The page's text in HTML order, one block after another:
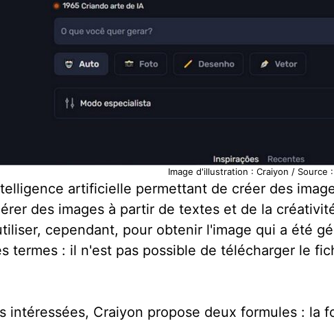
Image d'illustration : Craiyon / Source
artificielle permettant de créer des
des images à partir de textes et de la
cependant, pour obtenir l'image qui a été
termes : il n'est pas possible de télécharger le
intéressées, Craiyon propose deux formules : la